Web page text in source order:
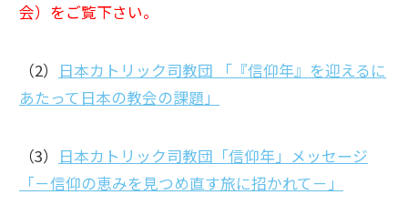
会）をご覧下さい。
（2）
日本カトリック司教団 「『信仰年』を迎えるに
あたって日本の教会の課題」
（3）
日本カトリック司教団「信仰年」メッセージ
「－信仰の恵みを見つめ直す旅に招かれて－」